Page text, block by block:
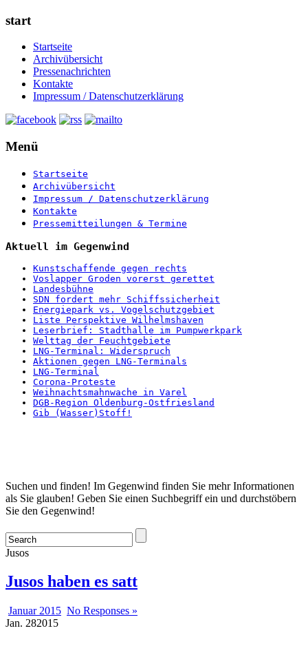
start
Startseite
Archivübersicht
Pressenachrichten
Kontakte
Impressum / Datenschutzerklärung
Menü
Startseite
Archivübersicht
Impressum / Datenschutzerklärung
Kontakte
Pressemitteilungen & Termine
Aktuell im Gegenwind
Kunstschaffende gegen rechts
Voslapper Groden vorerst gerettet
Landesbühne
SDN fordert mehr Schiffssicherheit
Energiepark vs. Vogelschutzgebiet
Liste Perspektive Wilhelmshaven
Leserbrief: Stadthalle im Pumpwerkpark
Welttag der Feuchtgebiete
LNG-Terminal: Widerspruch
Aktionen gegen LNG-Terminals
LNG-Terminal
Corona-Proteste
Weihnachtsmahnwache in Varel
DGB-Region Oldenburg-Ostfriesland
Gib (Wasser)Stoff!
Startseite
Suchen und finden! Im Gegenwind finden Sie mehr Informationen
als Sie glauben! Geben Sie einen Suchbegriff ein und durchstöbern
Sie den Gegenwind!
Jusos
Jusos haben es satt
Januar 2015 No Responses »
Jan. 282015